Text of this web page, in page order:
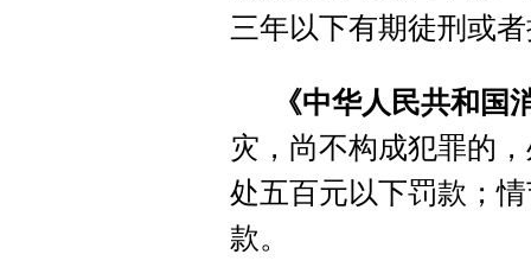
三年以下有期徒刑或
《中华人民共和国
灾，尚不构成犯罪的
处五百元以下罚款；
款。